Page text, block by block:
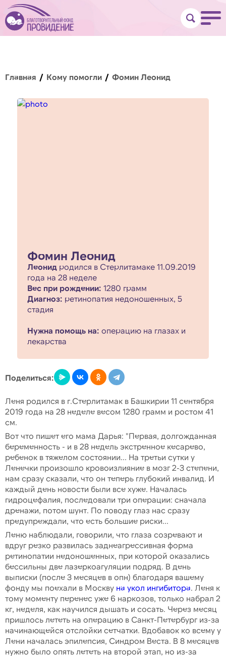
Главная Кому помогли Фомин Леонид
Фомин Леонид
Леонид родился в Стерлитамаке 11.09.2019
года на 28 неделе
Вес при рождении: 1280 грамм
Диагноз: ретинопатия недоношенных, 5
стадия
Нужна помощь на: операцию на глазах и
лекарства
Поделиться:
Леня родился в г.Стерлитамак в Башкирии 11 сентября
2019 года на 28 неделе весом 1280 грамм и ростом 41
см.
Вот что пишет его мама Дарья: "Первая, долгожданная
беременность - и в 28 недель экстренное кесарево,
ребенок в тяжелом состоянии... На третьи сутки у
Ленечки произошло кровоизлияние в мозг 2-3 степени,
нам сразу сказали, что он теперь глубокий инвалид. И
каждый день новости были все хуже. Началась
гидроцефалия, последовали три операции: сначала
дренажи, потом шунт. По поводу глаз нас сразу
предупреждали, что есть большие риски...
Леню наблюдали, говорили, что глаза созревают и
вдруг резко развилась заднеагрессивная форма
ретинопатии недоношенных, при которой оказались
бессильны две лазеркоагуляции подряд. В день
выписки (после 3 месяцев в опн) благодаря вашему
фонду мы поехали в Москву на укол ингибитора. Леня к
тому моменту перенес уже 6 наркозов, только набрал 2
кг, неделя, как научился дышать и сосать. Через месяц
пришлось лететь на операцию в Санкт-Петербург из-за
начинающейся отслойки сетчатки. Вдобавок ко всему у
Лени началась эпилепсия, Синдром Веста. В 8 месяцев
нужно было опять лететь на второй этап, но из-за